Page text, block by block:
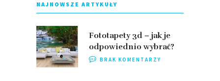
NAJNOWSZE ARTYKUŁY
Fototapety 3d – jak je
odpowiednio wybrać?
BRAK KOMENTARZY